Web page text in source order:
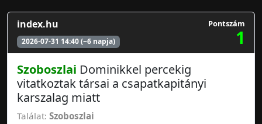
index.hu
2026-07-31 14:40 (~6 napja)
Pontszám
1
Szoboszlai Dominikkel percekig
vitatkoztak társai a csapatkapitányi
karszalag miatt
Találat: Szoboszlai